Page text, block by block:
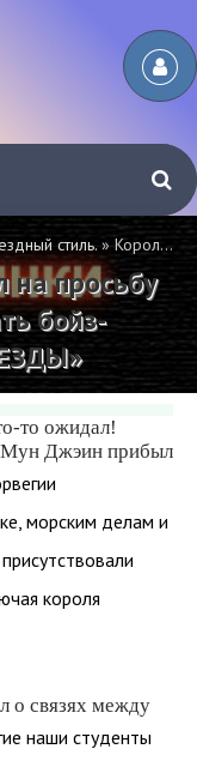
стиль. » Король Норвегии ответил на просьбу фанатов BTS организовать бойз-бенду выступление - «ЗВЕЗДЫ»
на просьбу
бойз-
то ожидал!
Мун Джэин прибыл
морским делам и
короля
о связях между
наши студенты